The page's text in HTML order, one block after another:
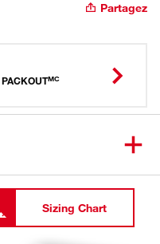
Partagez
PACKOUTMC
Sizing Chart